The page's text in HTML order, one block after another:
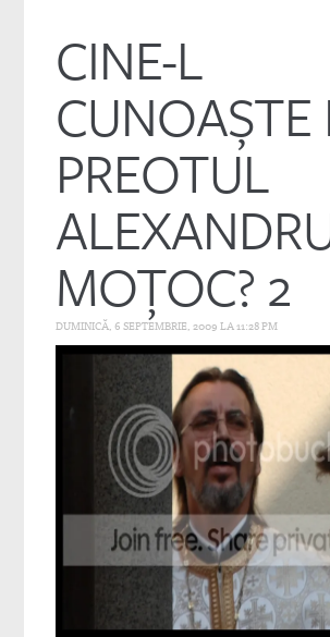
CINE-L
CUNOAŞTE
PREOTUL
MOŢOC? 2
DUMINICĂ, 6 SEPTEMBRIE, 2009 LA 11:28 PM